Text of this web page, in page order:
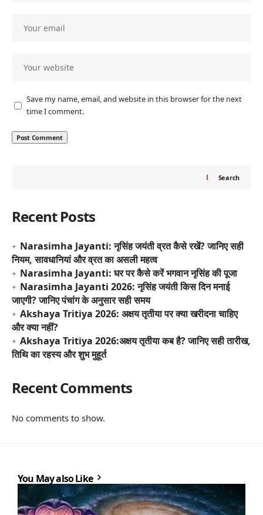
Save my name, email, and website in this browser for the next
time I comment.
Search
Recent Posts
Narasimha Jayanti: नृसिंह जयंती व्रत कैसे रखें? जानिए सही
नियम, सावधानियां और व्रत का असली महत्व
Narasimha Jayanti: घर पर कैसे करें भगवान नृसिंह की पूजा
Narasimha Jayanti 2026: नृसिंह जयंती किस दिन मनाई
जाएगी? जानिए पंचांग के अनुसार सही समय
Akshaya Tritiya 2026: अक्षय तृतीया पर क्या खरीदना चाहिए
और क्या नहीं?
Akshaya Tritiya 2026:अक्षय तृतीया कब है? जानिए सही तारीख,
तिथि का रहस्य और शुभ मुहूर्त
Recent Comments
No comments to show.
You May also Like